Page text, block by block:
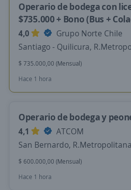
Operario de bodega con
$735.000 + Bono (Bus +
4,0
Grupo Norte Chile
Santiago - Quilicura,
$ 735.000,00 (Mensual)
Hace 1 hora
Operario de bodega y
4,1
ATCOM
San Bernardo, R.Metropolitana
$ 600.000,00 (Mensual)
Hace 1 hora